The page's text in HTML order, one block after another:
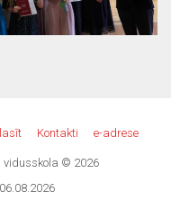
Kontakti e-adrese
© 2026